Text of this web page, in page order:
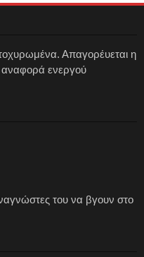
Απαγορέυεται η
ενεργού
του να βγουν στο